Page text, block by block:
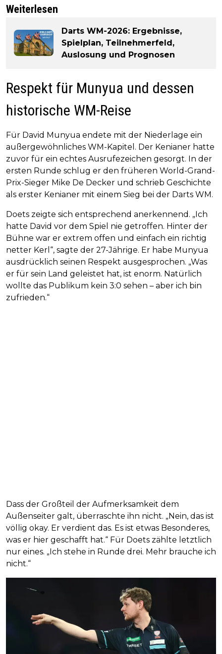
Weiterlesen
Darts WM-2026: Ergebnisse,
Spielplan, Teilnehmerfeld,
Auslosung und Prognosen
Respekt für Munyua und dessen
historische WM-Reise
Für David Munyua endete mit der Niederlage ein
außergewöhnliches WM-Kapitel. Der Kenianer hatte
zuvor für ein echtes Ausrufezeichen gesorgt. In der
ersten Runde schlug er den früheren World-Grand-
Prix-Sieger Mike De Decker und schrieb Geschichte
als erster Kenianer mit einem Sieg bei der Darts WM.
Doets zeigte sich entsprechend anerkennend. „Ich
hatte David vor dem Spiel nie getroffen. Hinter der
Bühne war er extrem offen und einfach ein richtig
netter Kerl“, sagte der 27-Jährige. Er habe Munyua
ausdrücklich seinen Respekt ausgesprochen. „Was
er für sein Land geleistet hat, ist enorm. Natürlich
wollte das Publikum kein 3:0 sehen – aber ich bin
zufrieden.“
Dass der Großteil der Aufmerksamkeit dem
Außenseiter galt, überraschte ihn nicht. „Nein, das ist
völlig okay. Er verdient das. Es ist etwas Besonderes,
was er hier geschafft hat.“ Für Doets zählte letztlich
nur eines. „Ich stehe in Runde drei. Mehr brauche ich
nicht.“